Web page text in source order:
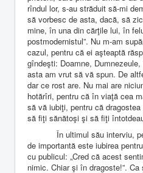
rîndul lor, s-au străduit să-mi
să vorbesc de asta, dacă, să
mine, în una din cărţile lui, în
postmodernistul”. Nu m-am
cazul, pentru că ei aşteaptă
gîndeşti: Doamne,
asta am vrut să vă spun. De
dar ce rost are. Nu mai are
hotărîri, pentru că în viaţă cea
să vă iubiţi, pentru că
să fiţi sănătoşi şi să fiţi
În ultimul său interviu,
de importantă este iubirea
cu publicul: „Cred că acest
nimic. Chiar şi în dragoste!”.